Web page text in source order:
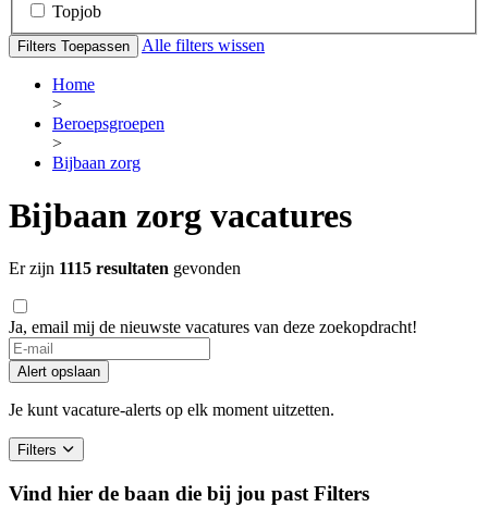
Topjob
Filters Toepassen Alle filters wissen
Home
>
Beroepsgroepen
>
Bijbaan zorg
Bijbaan zorg vacatures
Er zijn 1115 resultaten gevonden
Ja, email mij de nieuwste vacatures van deze zoekopdracht!
If
you
are
a
ignore
this
field
Alert opslaan
Je kunt vacature-alerts op elk moment uitzetten.
Filters
Vind hier de baan die bij jou past Filters